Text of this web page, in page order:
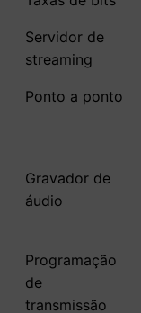
Servidor de
streaming
Ponto a ponto
Gravador de
áudio
Programação
de
transmissão